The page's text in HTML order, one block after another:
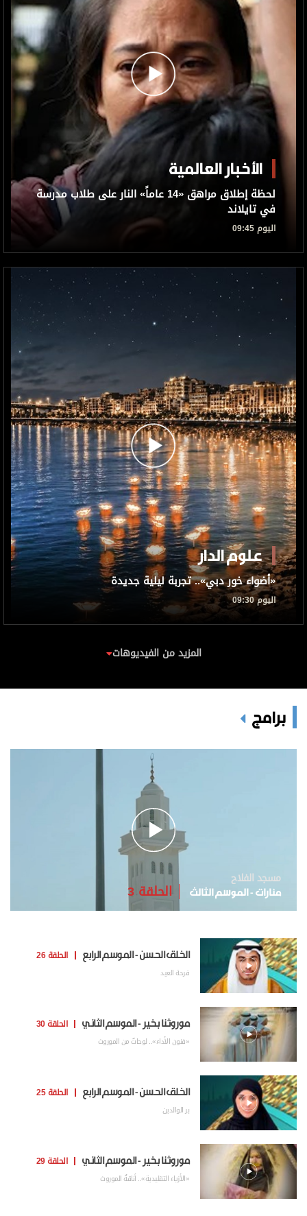
الأخبار العالمية
لحظة إطلاق مراهق «14 عاماً» النار على طلاب مدرسة
في تايلاند
اليوم 09:45
علوم الدار
«أضواء خور دبي».. تجربة ليلية جديدة
اليوم 09:30
المزيد من الفيديوهات
برامج
مسجد الفلاح
منارات - الموسم الثالث الحلقة 3
الخلق الحسن - الموسم الرابع الحلقة 26
فرحة العيد
موروثنا بخير - الموسم الثاني الحلقة 30
«فنون الأداء».. لوحاتٌ من الموروث
الخلق الحسن - الموسم الرابع الحلقة 25
بر الوالدين
موروثنا بخير - الموسم الثاني الحلقة 29
«الأزياء التقليدية».. أناقةُ الموروث